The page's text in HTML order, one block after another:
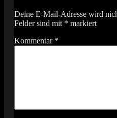
Deine E-Mail-Adresse wird
Felder sind mit * markiert
Kommentar *